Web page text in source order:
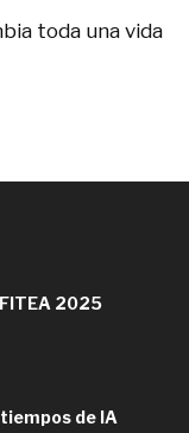
toda una vida
2025
de IA